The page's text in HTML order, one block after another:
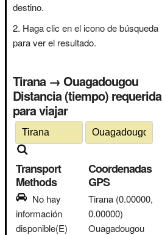
destino.
Haga clic en el icono de búsqueda
para ver el resultado.
Tirana → Ouagadougou
Distancia (tiempo) requerida
para viajar
Transport
Methods
No hay
información
disponible(E)
Coordenadas
GPS
Tirana (0.00000,
0.00000)
Ouagadougou